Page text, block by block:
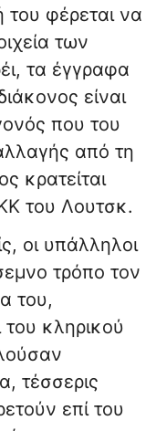
φέρεται να
των
τα έγγραφα
είναι
που του
από τη
κρατείται
του Λουτσκ.
οι υπάλληλοι
τρόπο τον
του,
κληρικού
τέσσερις
επί του